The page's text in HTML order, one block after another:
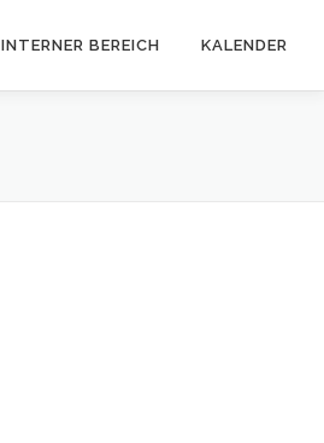
INTERNER BEREICH KALENDER